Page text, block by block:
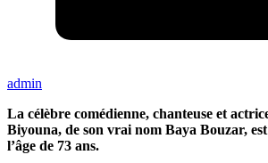
admin
La célèbre comédienne, chanteuse et
Biyouna, de son vrai nom Baya Bouzar,
l’âge de 73 ans.